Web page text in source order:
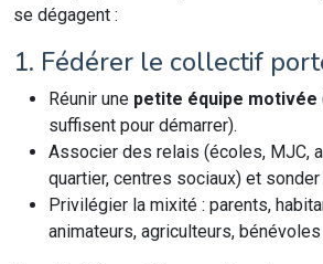
se dégagent :
1. Fédérer le collectif
Réunir une petite équipe motivée
suffisent pour démarrer).
Associer des relais (écoles, MJC,
quartier, centres sociaux) et
Privilégier la mixité : parents,
animateurs, agriculteurs,